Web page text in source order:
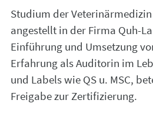
Studium der
angestellt in der Firma Quh-
Einführung und Umsetzung
Erfahrung als Auditorin im
und Labels wie QS u. MSC,
Freigabe zur Zertifizierung.